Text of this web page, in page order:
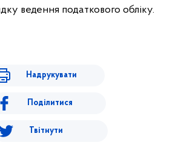
ведення податкового обліку.
Надрукувати
Поділитися
Твітнути